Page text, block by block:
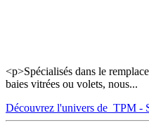
<p>Spécialisés dans le
baies vitrées ou volets, nous...
Découvrez l'univers de TPM -